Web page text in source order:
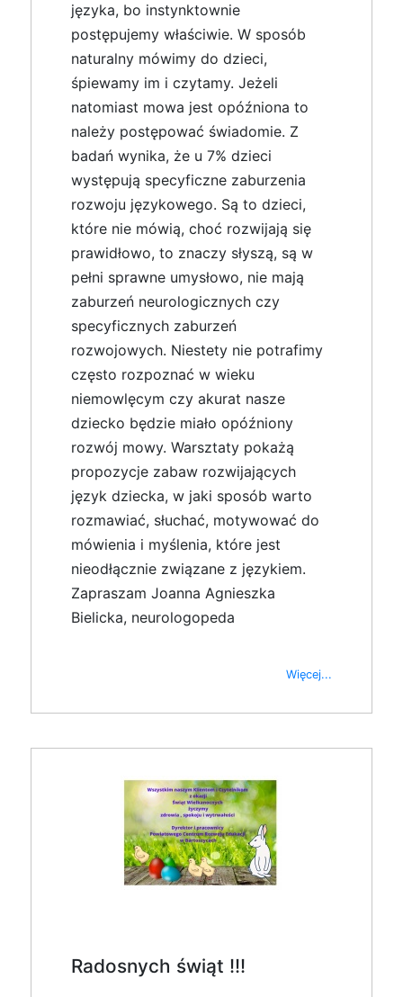
języka, bo instynktownie
postępujemy właściwie. W sposób
naturalny mówimy do dzieci,
śpiewamy im i czytamy. Jeżeli
natomiast mowa jest opóźniona to
należy postępować świadomie. Z
badań wynika, że u 7% dzieci
występują specyficzne zaburzenia
rozwoju językowego. Są to dzieci,
które nie mówią, choć rozwijają się
prawidłowo, to znaczy słyszą, są w
pełni sprawne umysłowo, nie mają
zaburzeń neurologicznych czy
specyficznych zaburzeń
rozwojowych. Niestety nie potrafimy
często rozpoznać w wieku
niemowlęcym czy akurat nasze
dziecko będzie miało opóźniony
rozwój mowy. Warsztaty pokażą
propozycje zabaw rozwijających
język dziecka, w jaki sposób warto
rozmawiać, słuchać, motywować do
mówienia i myślenia, które jest
nieodłącznie związane z językiem.
Zapraszam Joanna Agnieszka
Bielicka, neurologopeda
Więcej...
Radosnych świąt !!!